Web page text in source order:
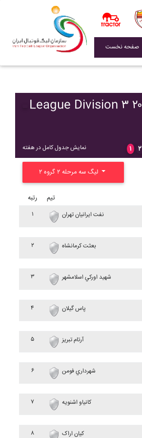
صفحه نخست
نمایش جدول کامل در هفته ۱ ۲
رتبه تیم
۱ نفت ايرانيان تهران
۲ بعثت کرمانشاه
۳ شهيد اورکي اسلامشهر
۴ پاس گيلان
۵ آرتام تبريز
۶ شهرداري فومن
۷ کانياو اشنويه
۸ کيان اراک